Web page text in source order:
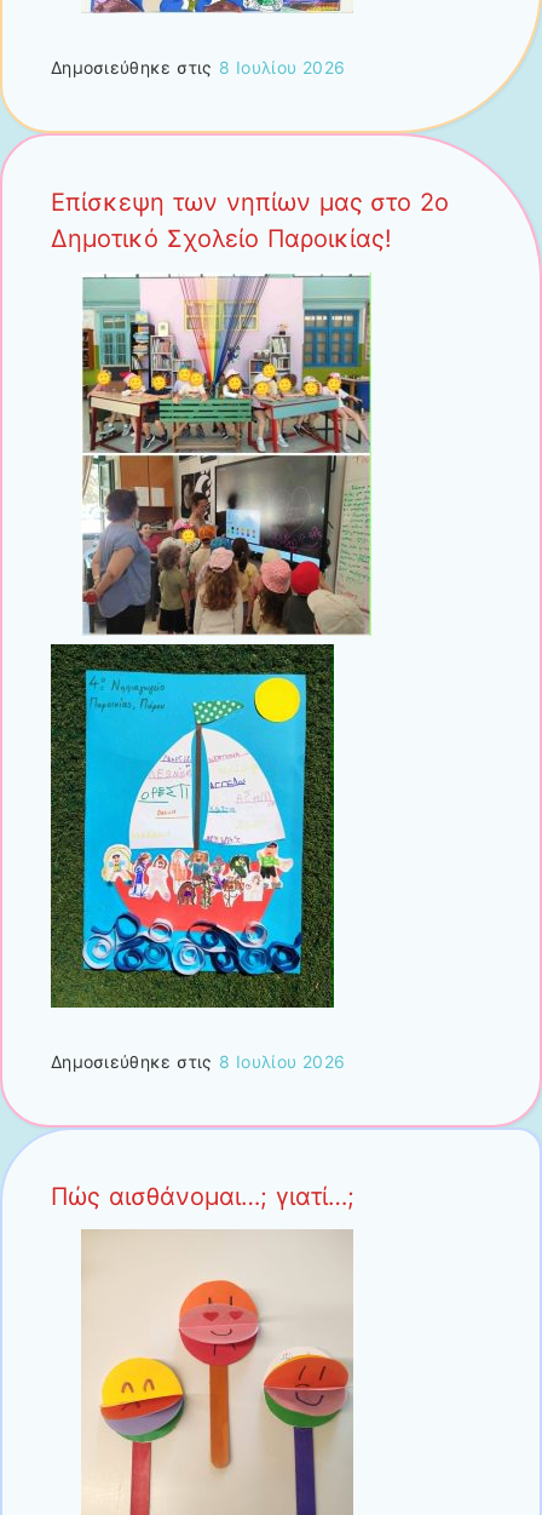
Δημοσιεύθηκε στις 8 Ιουλίου 2026
Επίσκεψη των νηπίων μας στο 2ο
Δημοτικό Σχολείο Παροικίας!
Δημοσιεύθηκε στις 8 Ιουλίου 2026
Πώς αισθάνομαι…; γιατί…;